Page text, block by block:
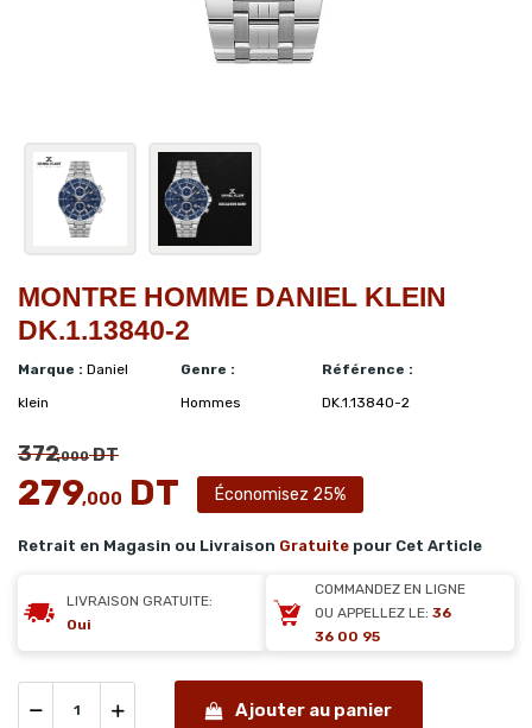
MONTRE HOMME DANIEL KLEIN
DK.1.13840-2
Marque : Daniel
klein
Genre :
Hommes
Référence :
DK.1.13840-2
372,000DT
279,000 DT Économisez 25%
Retrait en Magasin ou Livraison Gratuite pour Cet Article
LIVRAISON GRATUITE:
Oui
COMMANDEZ EN LIGNE
OU APPELLEZ LE: 36
36 00 95
Ajouter au panier